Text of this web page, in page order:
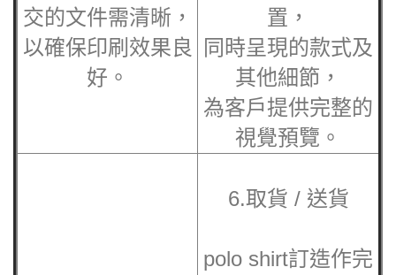
交的文件需清晰，
以確保印刷效果良
好。
置，
同時呈現的款式及
其他細節，
為客戶提供完整的
視覺預覽。
6.取貨 / 送貨
polo shirt訂造作完